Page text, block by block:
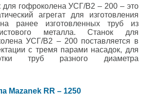
для гофроколена УСГ/В2 – 200 – это
агрегат для изготовления
ранее изготовленных труб из
металла. Станок для
УСГ/В2 – 200 поставляется в
с тремя парами насадок, для
труб разного диаметра
Mazanek RR – 1250